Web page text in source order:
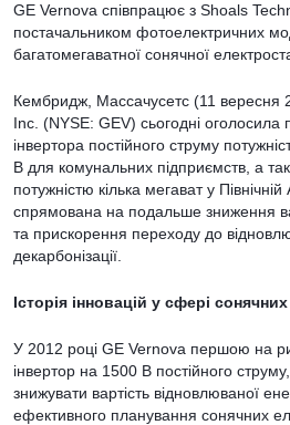
GE Vernova співпрацює з Shoals
постачальником фотоелектричних
багатомегаватної сонячної
Кембридж, Массачусетс (11
Inc. (NYSE: GEV) сьогодні оголосила
інвертора постійного струму
В для комунальних підприємств, а
потужністю кілька мегават у
спрямована на подальше зниження
та прискорення переходу до
декарбонізації.
Історія інновацій у сфері
У 2012 році GE Vernova першою на
інвертор на 1500 В постійного
знижувати вартість відновлюваної
ефективного планування сонячних